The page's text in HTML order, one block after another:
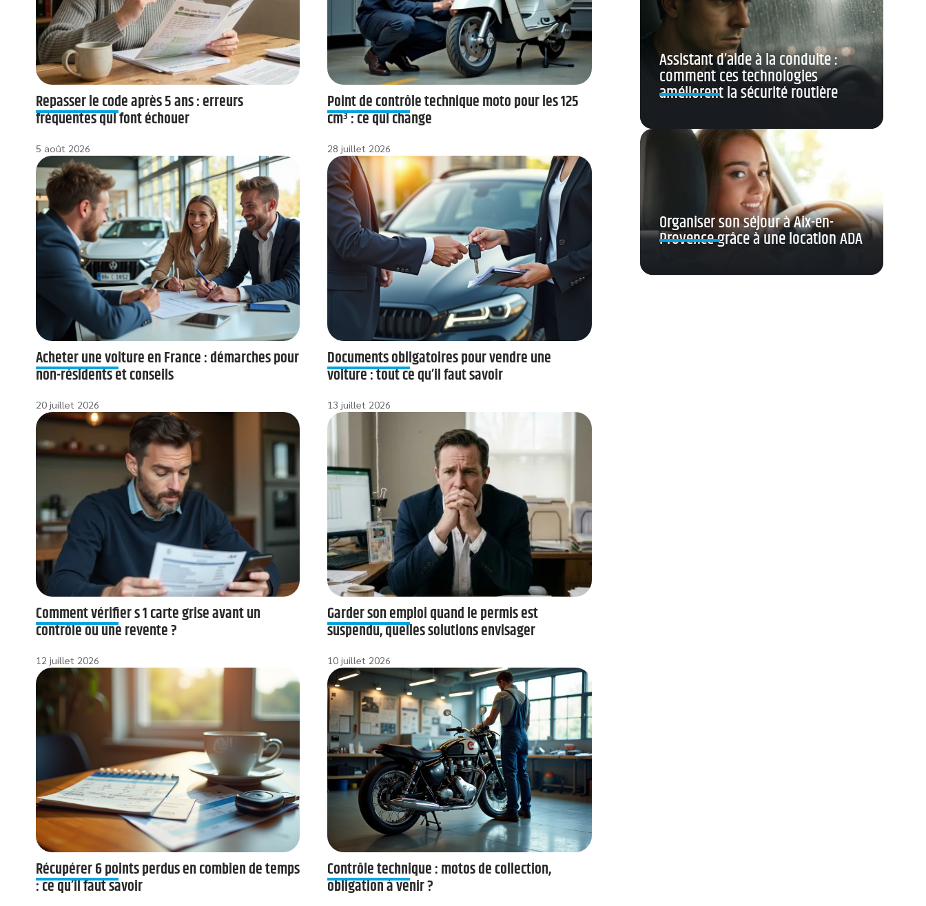
Repasser le code après 5 ans : erreurs
fréquentes qui font échouer
5 août 2026
Point de contrôle technique moto pour les 125
cm³ : ce qui change
28 juillet 2026
Acheter une voiture en France : démarches pour
non-résidents et conseils
20 juillet 2026
Documents obligatoires pour vendre une
voiture : tout ce qu’il faut savoir
13 juillet 2026
Comment vérifier s 1 carte grise avant un
contrôle ou une revente ?
12 juillet 2026
Garder son emploi quand le permis est
suspendu, quelles solutions envisager
10 juillet 2026
Récupérer 6 points perdus en combien de temps
: ce qu’il faut savoir
Contrôle technique : motos de collection,
obligation à venir ?
Assistant d’aide à la conduite :
comment ces technologies
améliorent la sécurité routière
Organiser son séjour à Aix-en-
Provence grâce à une location ADA